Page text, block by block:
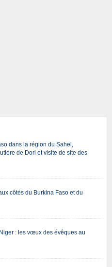
dans la région du Sahel,
de Dori et visite de site des
côtés du Burkina Faso et du
: les vœux des évêques au